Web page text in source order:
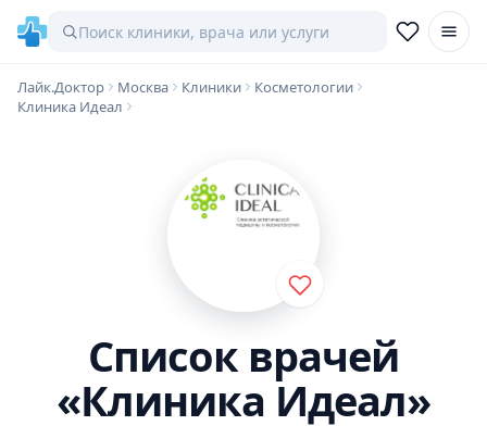
Лайк.Доктор Москва Клиники
Косметологии
Клиника Идеал
Список врачей
«Клиника Идеал»